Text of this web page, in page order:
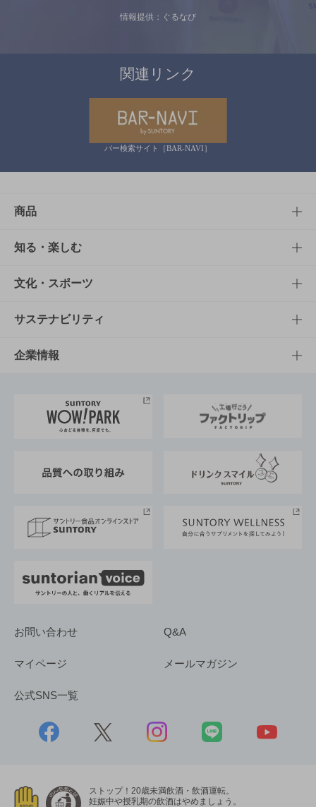
情報提供：ぐるなび
関連リンク
バー検索サイト［BAR-NAVI］
商品
商品TOP
商品一覧
商品発売情報
栄養成分一覧
知る・楽しむ
知る・楽しむTOP
キャンペーン
工場見学
地域情報
文化・スポーツ
文化・スポーツTOP
サントリーホール
サントリーサンバーズ大阪
サステナビリティ
サステナビリティTOP
サントリーが考えるサステナビリティ経営
企業情報
企業概要
採用情報
お問い合わせ Q&A
マイページ メールマガジン
公式SNS一覧
ストップ！20歳未満飲酒・飲酒運転。
妊娠中や授乳期の飲酒はやめましょう。